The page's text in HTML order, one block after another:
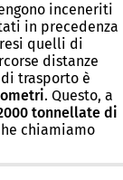
inceneriti
in precedenza
quelli di
distanze
trasporto è
. Questo, a
tonnellate di
chiamiamo